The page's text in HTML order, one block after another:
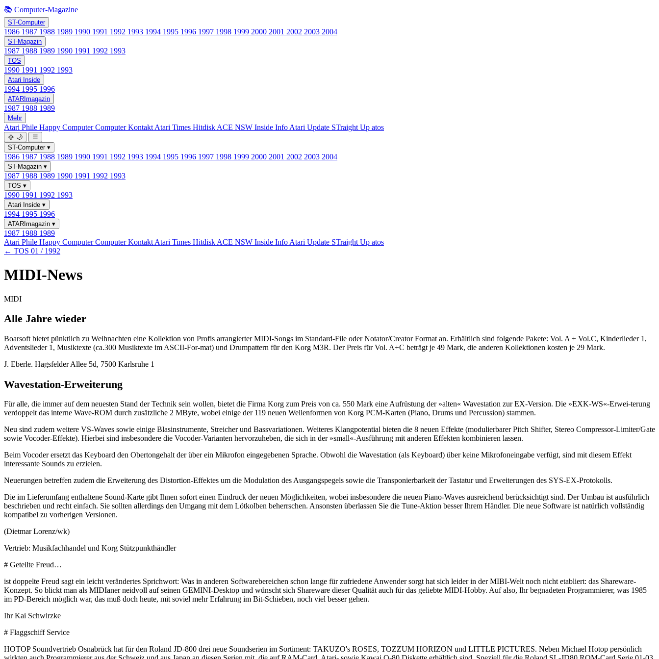
📚 Computer-Magazine
ST-Computer
1986 1987 1988 1989 1990 1991 1992 1993 1994 1995 1996 1997 1998 1999 2000 2001 2002 2003 2004
ST-Magazin
1987 1988 1989 1990 1991 1992 1993
TOS
1990 1991 1992 1993
Atari Inside
1994 1995 1996
ATARImagazin
1987 1988 1989
Mehr
Atari Phile Happy ComputerComputer Kontakt Atari Times Hitdisk ACE NSW Inside Info Atari Update STraight Up atos
🌞 🌙
☰
ST-Computer ▾
1986 1987 1988 1989 1990 1991 1992 1993 1994 1995 1996 1997 1998 1999 2000 2001 2002 2003 2004
ST-Magazin ▾
1987 1988 1989 1990 1991 1992 1993
TOS ▾
1990 1991 1992 1993
Atari Inside ▾
1994 1995 1996
ATARImagazin ▾
1987 1988 1989
Atari Phile Happy ComputerComputer Kontakt Atari Times Hitdisk ACE NSW Inside Info Atari Update STraight Up atos
← TOS 01 / 1992
MIDI-News
MIDI
Alle Jahre wieder
Boarsoft bietet pünktlich zu Weihnachten eine Kollektion von Profis arrangierter MIDI-Songs im Standard-File oder Notator/Creator Format an. Erhältlich sind folgende Pakete: Vol. A + Vol.C, Kinderlieder 1,
Adventslieder 1, Musiktexte (ca.300 Musiktexte im ASCII-For-mat) und Drumpattern für den Korg M3R. Der Preis für Vol. A+C beträgt je 49 Mark, die anderen Kollektionen kosten je 29 Mark.
J. Eberle. Hagsfelder Allee 5d, 7500 Karlsruhe 1
Wavestation-Erweiterung
Für alle, die immer auf dem neuesten Stand der Technik sein wollen, bietet die Firma Korg zum Preis von ca. 550 Mark eine Aufrüstung der »alten« Wavestation zur EX-Version. Die »EXK-WS«-Erwei-terung
verdoppelt das interne Wave-ROM durch zusätzliche 2 MByte, wobei einige der 119 neuen Wellenformen von Korg PCM-Karten (Piano, Drums und Percussion) stammen.
Neu sind zudem weitere VS-Waves sowie einige Blasinstrumente, Streicher und Bassvariationen. Weiteres Klangpotential bieten die 8 neuen Effekte (modulierbarer Pitch Shifter, Stereo Compressor-Limiter/Gate
sowie Vocoder-Effekte). Hierbei sind insbesondere die Vocoder-Varianten hervorzuheben, die sich in der »small«-Ausführung mit anderen Effekten kombinieren lassen.
Beim Vocoder ersetzt das Keyboard den Obertongehalt der über ein Mikrofon eingegebenen Sprache. Obwohl die Wavestation (als Keyboard) über keine Mikrofoneingabe verfügt, sind mit diesem Effekt
interessante Sounds zu erzielen.
Neuerungen betreffen zudem die Erweiterung des Distortion-Effektes um die Modulation des Ausgangspegels sowie die Transponierbarkeit der Tastatur und Erweiterungen des SYS-EX-Protokolls.
Die im Lieferumfang enthaltene Sound-Karte gibt Ihnen sofort einen Eindruck der neuen Möglichkeiten, wobei insbesondere die neuen Piano-Waves ausreichend berücksichtigt sind. Der Umbau ist ausführlich
beschrieben und recht einfach. Sie sollten allerdings den Umgang mit dem Lötkolben beherrschen. Ansonsten überlassen Sie die Tune-Aktion besser Ihrem Händler. Die neue Software ist natürlich vollständig
kompatibel zu vorherigen Versionen.
(Dietmar Lorenz/wk)
Vertrieb: Musikfachhandel und Korg Stützpunkthändler
# Geteilte Freud…
ist doppelte Freud sagt ein leicht verändertes Sprichwort: Was in anderen Softwarebereichen schon lange für zufriedene Anwender sorgt hat sich leider in der MIBI-Welt noch nicht etabliert: das Shareware-
Konzept. So blickt man als MIDIaner neidvoll auf seinen GEMINI-Desktop und wünscht sich Shareware dieser Qualität auch für das geliebte MIDI-Hobby. Auf also, Ihr begnadeten Programmierer, was 1985
im PD-Bereich möglich war, das muß doch heute, mit soviel mehr Erfahrung im Bit-Schieben, noch viel besser gehen.
Ihr Kai Schwirzke
# Flaggschiff Service
HOTOP Soundvertrieb Osnabrück hat für den Roland JD-800 drei neue Soundserien im Sortiment: TAKUZO's ROSES, TOZZUM HORIZON und LITTLE PICTURES. Neben Michael Hotop persönlich